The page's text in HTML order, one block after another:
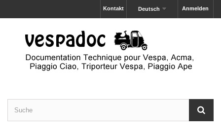
Anmelden
Deutsch
Kontakt